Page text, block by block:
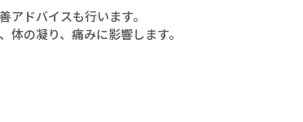
アドバイスも行います。
の凝り、痛みに影響します。